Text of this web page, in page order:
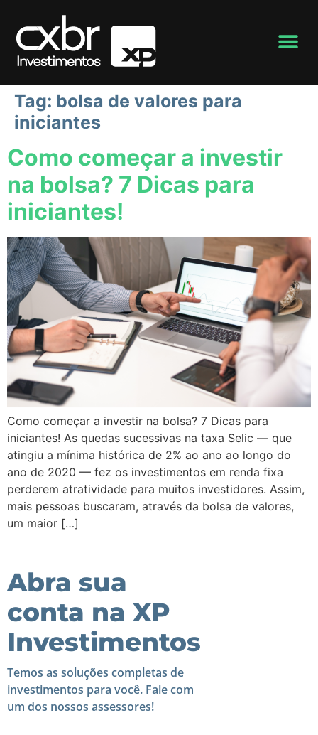
Tag: bolsa de valores para
iniciantes
Como começar a investir
na bolsa? 7 Dicas para
iniciantes!
Como começar a investir na bolsa? 7 Dicas para
iniciantes! As quedas sucessivas na taxa Selic — que
atingiu a mínima histórica de 2% ao ano ao longo do
ano de 2020 — fez os investimentos em renda fixa
perderem atratividade para muitos investidores. Assim,
mais pessoas buscaram, através da bolsa de valores,
um maior […]
Abra sua
conta na XP
Investimentos
Temos as soluções completas de
investimentos para você. Fale com
um dos nossos assessores!